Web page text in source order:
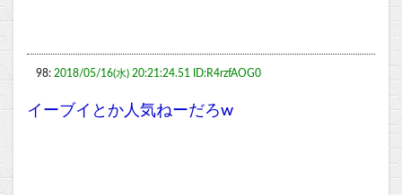
98: 2018/05/16(水) 20:21:24.51 ID:R4rzfAOG0
イーブイとか人気ねーだろw